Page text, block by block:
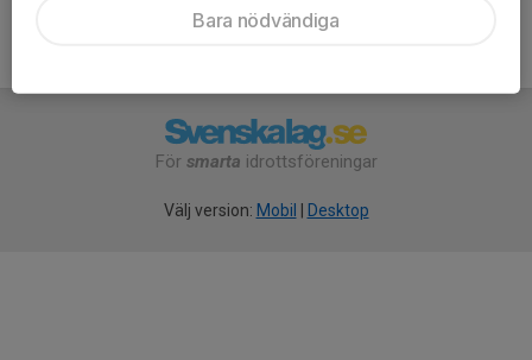
För smarta idrottsföreningar
Välj version: Mobil Desktop
Bara nödvändiga